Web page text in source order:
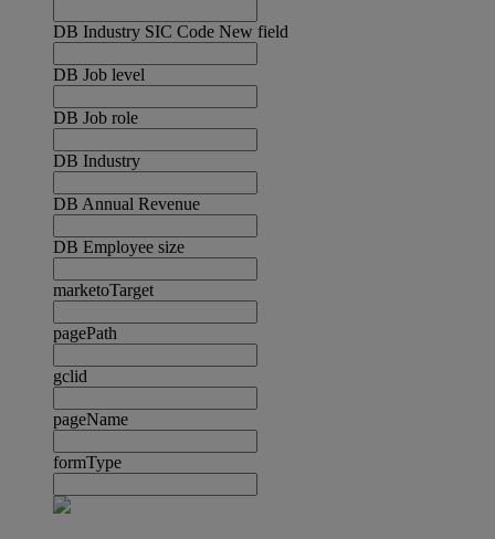
DB Industry SIC Code New field
DB Job level
DB Job role
DB Industry
DB Annual Revenue
DB Employee size
marketoTarget
pagePath
gclid
pageName
formType